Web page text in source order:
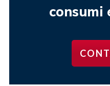
consumi